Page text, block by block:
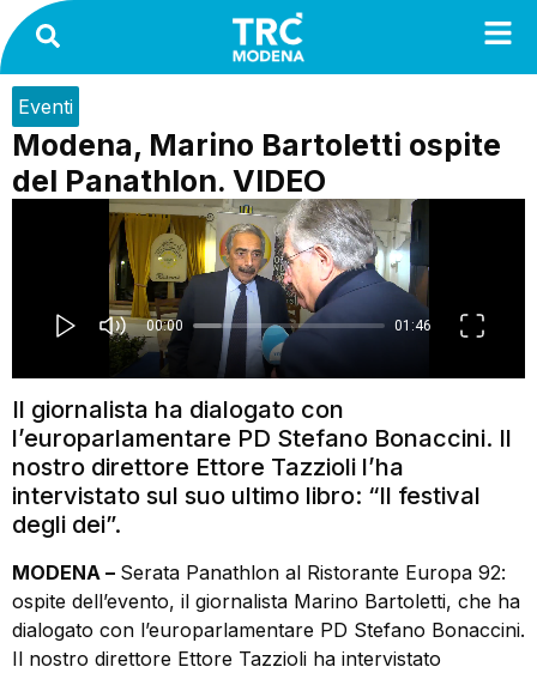
Eventi
Modena, Marino Bartoletti ospite
del Panathlon. VIDEO
Il giornalista ha dialogato con
l’europarlamentare PD Stefano Bonaccini. Il
nostro direttore Ettore Tazzioli l’ha
intervistato sul suo ultimo libro: “Il festival
degli dei”.
MODENA – Serata Panathlon al Ristorante Europa 92:
ospite dell’evento, il giornalista Marino Bartoletti, che ha
dialogato con l’europarlamentare PD Stefano Bonaccini.
Il nostro direttore Ettore Tazzioli ha intervistato